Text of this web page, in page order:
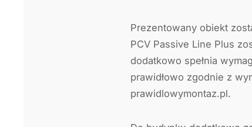
Prezentowany obiekt
PCV Passive Line Plus
dodatkowo spełnia
prawidłowo zgodnie z
prawidlowymontaz.pl.